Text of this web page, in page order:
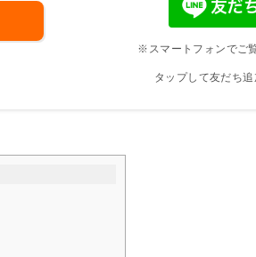
※スマートフォンでご
タップして友だち追